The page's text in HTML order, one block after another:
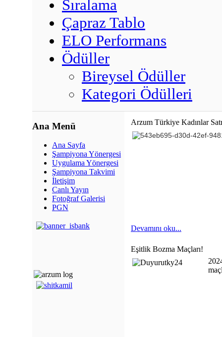
Sıralama
Çapraz Tablo
ELO Performans
Ödüller
Bireysel Ödüller
Kategori Ödülleri
Ana Menü
Ana Sayfa
Şampiyona Yönergesi
Uygulama Yönergesi
Şampiyona Takvimi
İletişim
Canlı Yayın
Fotoğraf Galerisi
PGN
Arzum Türkiye Kadınlar
Devamını oku...
Eşitlik Bozma Maçları!